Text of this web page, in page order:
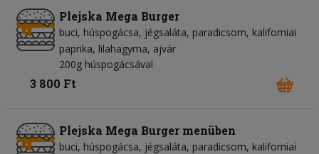
Plejska Mega Burger
buci húspogácsa jégsaláta paradicsom kaliforniai
paprika lilahagyma ajvár
200g húspogácsával
3 800 Ft
Plejska Mega Burger menüben
buci húspogácsa jégsaláta paradicsom kaliforniai